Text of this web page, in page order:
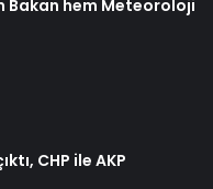
Bakan hem Meteoroloji
CHP ile AKP